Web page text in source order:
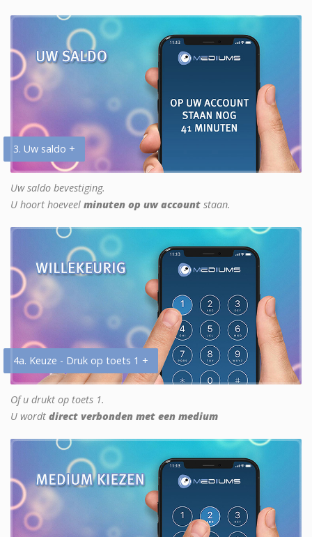
3. Uw saldo +
Uw saldo bevestiging.
U hoort hoeveel minuten op uw account staan.
4a. Keuze - Druk op toets 1 +
Of u drukt op toets 1.
U wordt direct verbonden met een medium